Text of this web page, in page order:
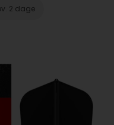
2 dage